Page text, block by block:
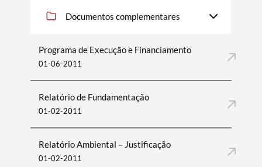
Documentos complementares
Programa de Execução e Financiamento
01-06-2011
Relatório de Fundamentação
01-02-2011
Relatório Ambiental – Justificação
01-02-2011